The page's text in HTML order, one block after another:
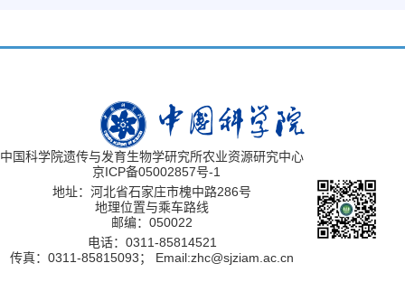
中国科学院遗传与发育生物学研究所农业资源研究中心
京ICP备05002857号-1
地址：河北省石家庄市槐中路286号
地理位置与乘车路线
邮编：050022
电话：0311-85814521
传真：0311-85815093； Email:zhc@sjziam.ac.cn